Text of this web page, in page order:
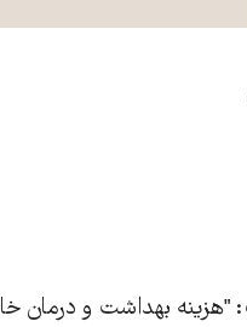
"هزينه بهداشت و درمان